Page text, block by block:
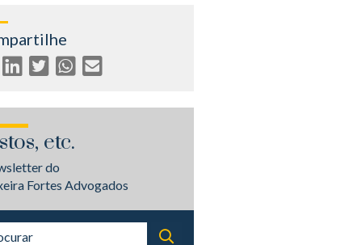
etc.
do
Fortes Advogados